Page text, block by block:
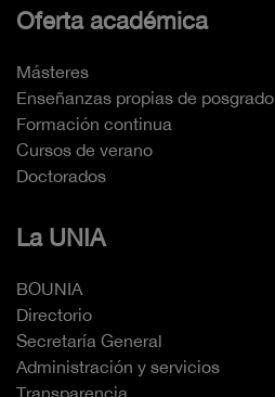
Oferta académica
Másteres
Enseñanzas propias de posgrado
Formación continua
Cursos de verano
Doctorados
La UNIA
BOUNIA
Directorio
Secretaría General
Administración y servicios
Transparencia